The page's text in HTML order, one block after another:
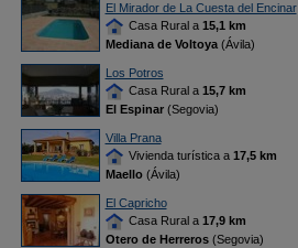
El Mirador de La Cuesta del Encinar
Casa Rural a 15,1 km
Mediana de Voltoya(Ávila)
Los Potros
Casa Rural a 15,7 km
El Espinar(Segovia)
Villa Prana
Vivienda turística a 17,5 km
Maello(Ávila)
El Capricho
Casa Rural a 17,9 km
Otero de Herreros(Segovia)